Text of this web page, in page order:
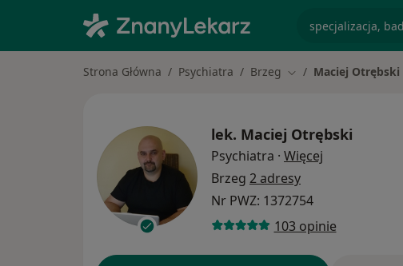
Strona Główna Psychiatra Brzeg Zmień miasto
Maciej Otrębski
lek. Maciej Otrębski
Psychiatra · Więcej
Brzeg 2 adresy
Nr PWZ: 1372754
103 opinie